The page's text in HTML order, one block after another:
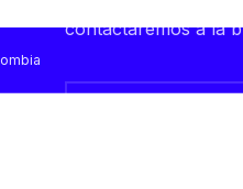
contactaremos a la